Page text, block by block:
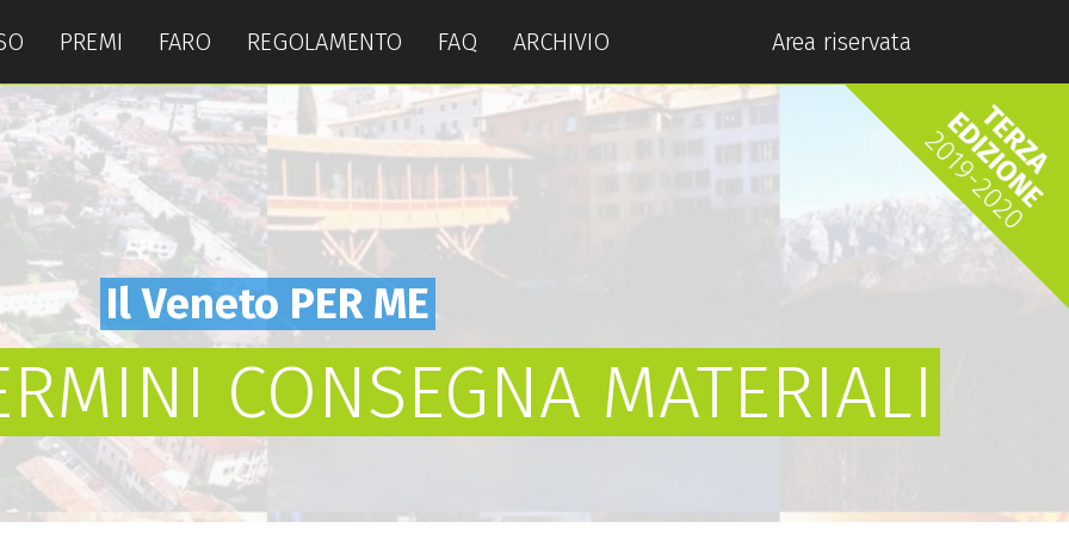
PREMI FARO REGOLAMENTO FAQ ARCHIVIO Area riservata
Il Veneto PER ME
CONSEGNA MATERIALI